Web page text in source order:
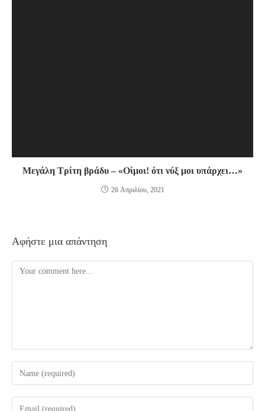
Μεγάλη Τρίτη βράδυ – «Οίμοι! ότι νύξ μοι υπάρχει…»
26 Απριλίου, 2021
Αφήστε μια απάντηση
Comment
Enter
your
name
Enter